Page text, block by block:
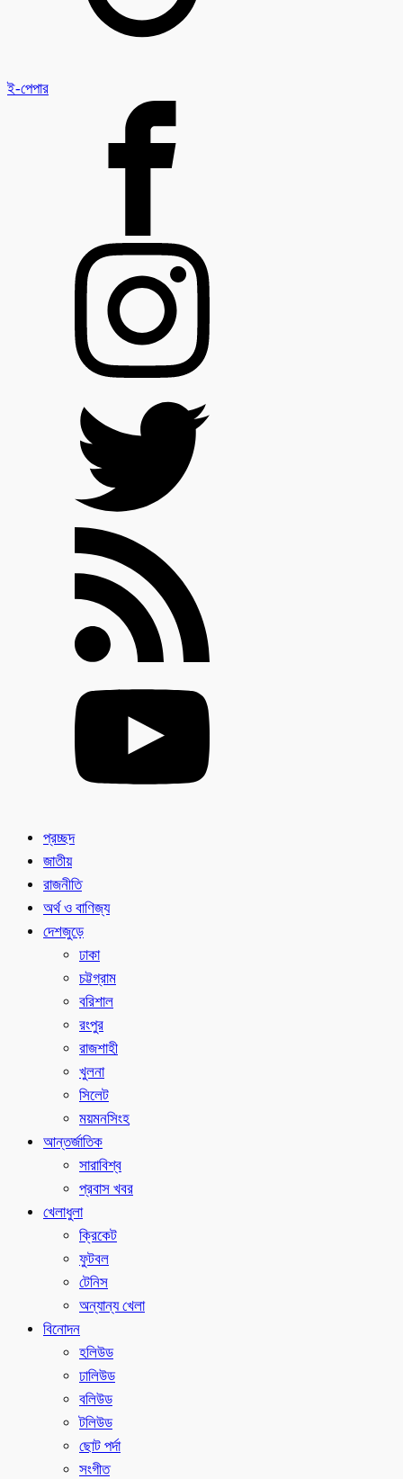
ই-পেপার
প্রচ্ছদ
জাতীয়
রাজনীতি
অর্থ ও বাণিজ্য
দেশজুড়ে
ঢাকা
চট্টগ্রাম
বরিশাল
রংপুর
রাজশাহী
খুলনা
সিলেট
ময়মনসিংহ
আন্তর্জাতিক
সারাবিশ্ব
প্রবাস খবর
খেলাধুলা
ক্রিকেট
ফুটবল
টেনিস
অন্যান্য খেলা
বিনোদন
হলিউড
ঢালিউড
বলিউড
টলিউড
ছোট পর্দা
সংগীত